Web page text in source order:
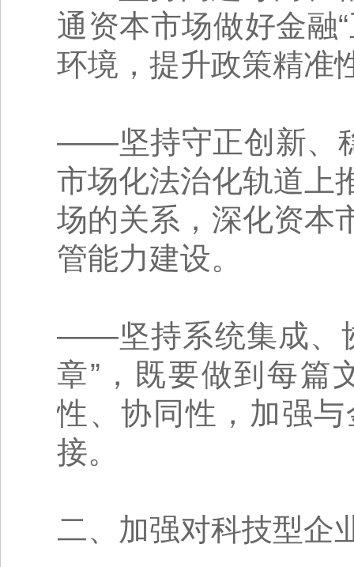
通资本市场做好金融
环境，提升政策精准
——坚持守正创新、
市场化法治化轨道上
场的关系，深化资本
管能力建设。
——坚持系统集成、
章”，既要做到每篇
性、协同性，加强
接。
二、加强对科技型企